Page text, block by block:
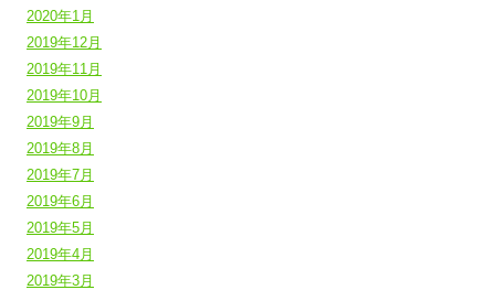
2020年1月
2019年12月
2019年11月
2019年10月
2019年9月
2019年8月
2019年7月
2019年6月
2019年5月
2019年4月
2019年3月